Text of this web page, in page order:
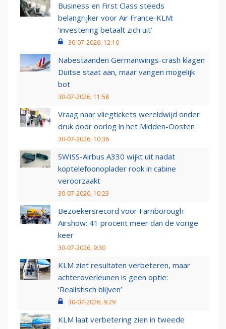
Business en First Class steeds
belangrijker voor Air France-KLM:
‘investering betaalt zich uit’
30-07-2026, 12:10
Nabestaanden Germanwings-crash klagen
Duitse staat aan, maar vangen mogelijk
bot
30-07-2026, 11:58
Vraag naar vliegtickets wereldwijd onder
druk door oorlog in het Midden-Oosten
30-07-2026, 10:36
SWISS-Airbus A330 wijkt uit nadat
koptelefoonoplader rook in cabine
veroorzaakt
30-07-2026, 10:23
Bezoekersrecord voor Farnborough
Airshow: 41 procent meer dan de vorige
keer
30-07-2026, 9:30
KLM ziet resultaten verbeteren, maar
achteroverleunen is geen optie:
‘Realistisch blijven’
30-07-2026, 9:29
KLM laat verbetering zien in tweede